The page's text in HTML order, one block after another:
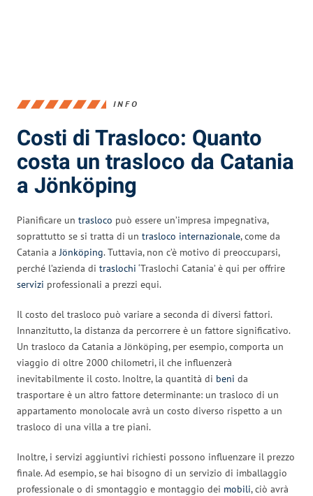
INFO
Costi di Trasloco: Quanto
costa un trasloco da Catania
a Jönköping
Pianificare un trasloco può essere un’impresa impegnativa,
soprattutto se si tratta di un trasloco internazionale, come da
Catania aJönköping. Tuttavia, non c’è motivo di preoccuparsi,
perché l’azienda di traslochi ‘Traslochi Catania’ è qui per offrire
servizi professionali a prezzi equi.
Il costo del trasloco può variare a seconda di diversi fattori.
Innanzitutto, la distanza da percorrere è un fattore significativo.
Un trasloco da Catania a Jönköping, per esempio, comporta un
viaggio di oltre 2000 chilometri, il che influenzerà
inevitabilmente il costo. Inoltre, la quantità di beni da
trasportare è un altro fattore determinante: un trasloco di un
appartamento monolocale avrà un costo diverso rispetto a un
trasloco di una villa a tre piani.
Inoltre, i servizi aggiuntivi richiesti possono influenzare il prezzo
finale. Ad esempio, se hai bisogno di un servizio di imballaggio
professionale o di smontaggio e montaggio dei mobili, ciò avrà